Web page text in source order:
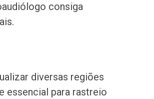
consiga
diversas regiões
essencial para rastreio